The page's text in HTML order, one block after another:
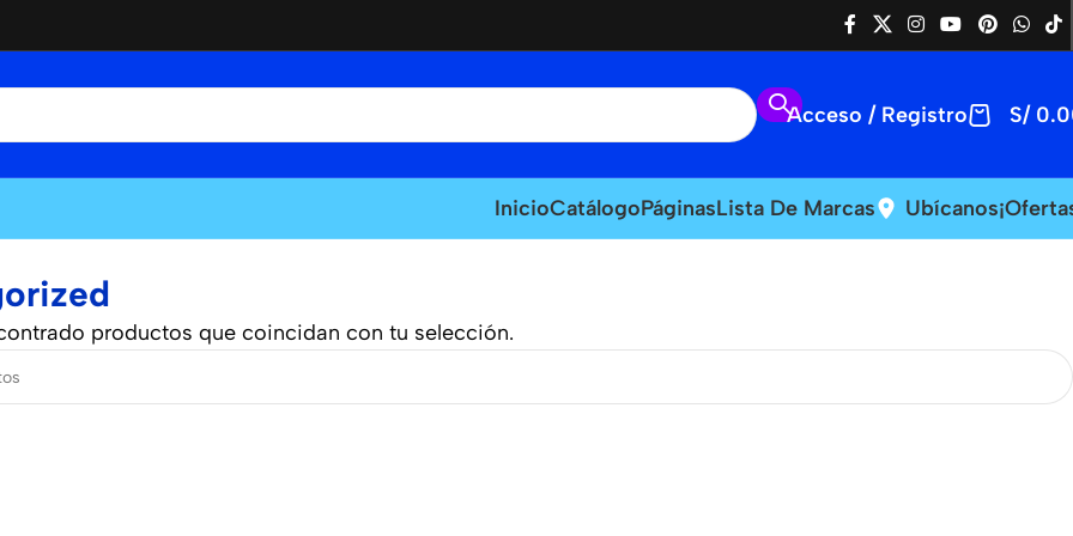
Acceso / Registro S/
InicioCatálogoPáginasLista De Marcas Ubícanos
productos que coincidan con tu selección.